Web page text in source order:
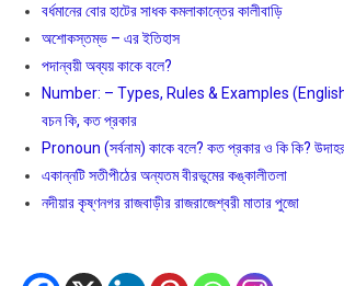
বর্ধমানের বোর হাটের সাধক কমলাকান্তের কালীবাড়ি
অশােকস্তম্ভ – এর ইতিহাস
পদান্বয়ী অব্যয় কাকে বলে?
Number: – Types, Rules & Examples (English
বচন কি, কত প্রকার
Pronoun (সর্বনাম) কাকে বলে? কত প্রকার ও কি কি?
একান্নটি সতীপীঠের অন্যতম বীরভূমের কঙ্কালীতলা
নদীয়ার কৃষ্ণনগর রাজবাড়ীর রাজরাজেশ্বরী মাতার পুজো